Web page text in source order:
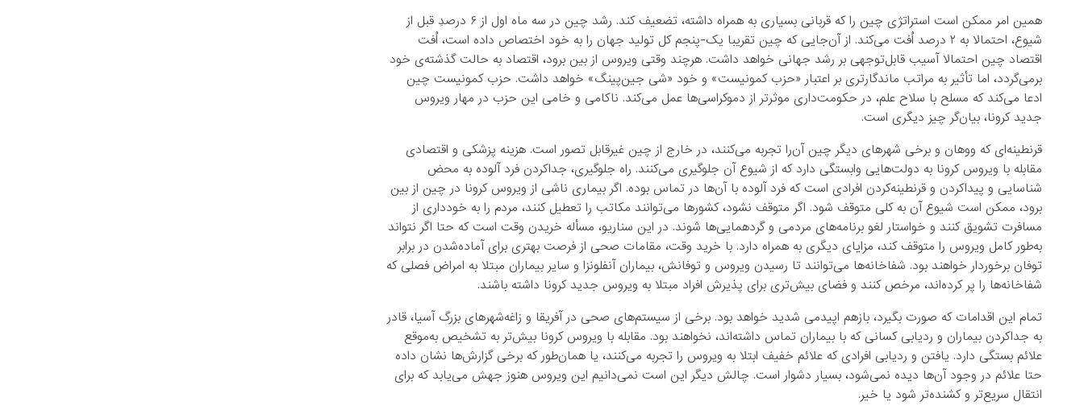
همین امر ممکن است استراتژی چین را که قربانی بسیاری به همراه داشته، تضعیف کند. رشد چین در سه ماه اول از ۶ درصدِ قبل از
شیوع، احتمالا به ۲ درصد اُفت می‌کند. از آن‌جایی که چین تقریبا یک-پنجم کل تولید جهان را به خود اختصاص داده است، اُفت
اقتصاد چین احتمالا آسیب قابل‌توجهی بر رشد جهانی خواهد داشت. هرچند وقتی ویروس از بین برود، اقتصاد به حالت گذشته‌ی خود
برمی‌گردد، اما تأثیر به مراتب ماندگارتری بر اعتبار «حزب کمونیست» و خود «شی‌ جین‌پینگ» خواهد داشت. حزب کمونیست چین
ادعا می‌کند که مسلح با سلاح علم، در حکومت‌داری موثرتر از دموکراسی‌ها عمل می‌کند. ناکامی و خامی این حزب در مهار ویروس
جدید کرونا، بیان‌گر چیز دیگری است.
قرنطینه‌ای که ووهان و برخی شهرهای دیگر چین آن‌را تجربه می‌کنند، در خارج از چین غیرقابل تصور است. هزینه پزشکی و اقتصادی
مقابله با ویروس کرونا به دولت‌هایی وابستگی دارد که از شیوع آن جلوگیری می‌کنند. راه جلوگیری، جداکردن فرد آلوده به محض
شناسایی و پیداکردن و قرنطینه‌کردن افرادی است که فرد آلوده با آن‌ها در تماس بوده. اگر بیماری ناشی از ویروس کرونا در چین از بین
برود، ممکن است شیوع آن به کلی متوقف شود. اگر متوقف نشود، کشورها می‌توانند مکاتب را تعطیل کنند، مردم را به خودداری از
مسافرت تشویق کنند و خواستار لغو برنامه‌های مردمی و گردهمایی‌ها شوند. در این سناریو، مسأله خریدن وقت است که حتا اگر نتواند
به‌طور کامل ویروس را متوقف کند، مزایای دیگری به همراه دارد. با خرید وقت، مقامات صحی از فرصت بهتری برای آماده‌شدن در برابر
توفان برخوردار خواهند بود. شفاخانه‌ها می‌توانند تا رسیدن ویروس و توفانش، بیماران‌ آنفلونزا و سایر بیماران مبتلا به امراض فصلی که
شفاخانه‌ها را پر کرده‌اند، مرخص کنند و فضای بیش‌تری برای پذیرش افراد مبتلا به ویروس جدید کرونا داشته باشند.
تمام این اقدامات که صورت بگیرد، بازهم اپیدمی شدید خواهد بود. برخی از سیستم‌های صحی در آفریقا و زاغه‌شهرهای بزرگ آسیا، قادر
به جداکردن بیماران و ردیابی کسانی که با بیماران تماس داشته‌اند، نخواهند بود. مقابله با ویروس کرونا بیش‌تر به تشخیص به‌موقع
علائم بستگی دارد. یافتن و ردیابی افرادی که علائم خفیف ابتلا به ویروس را تجربه می‌کنند، یا همان‌طور که برخی گزارش‌ها نشان داده
حتا علائم در وجود آن‌ها دیده نمی‌شود، بسیار دشوار است. چالش دیگر این است نمی‌دانیم این ویروس هنوز جهش می‌یابد که برای
انتقال سریع‌تر و کشنده‌تر شود یا خیر.